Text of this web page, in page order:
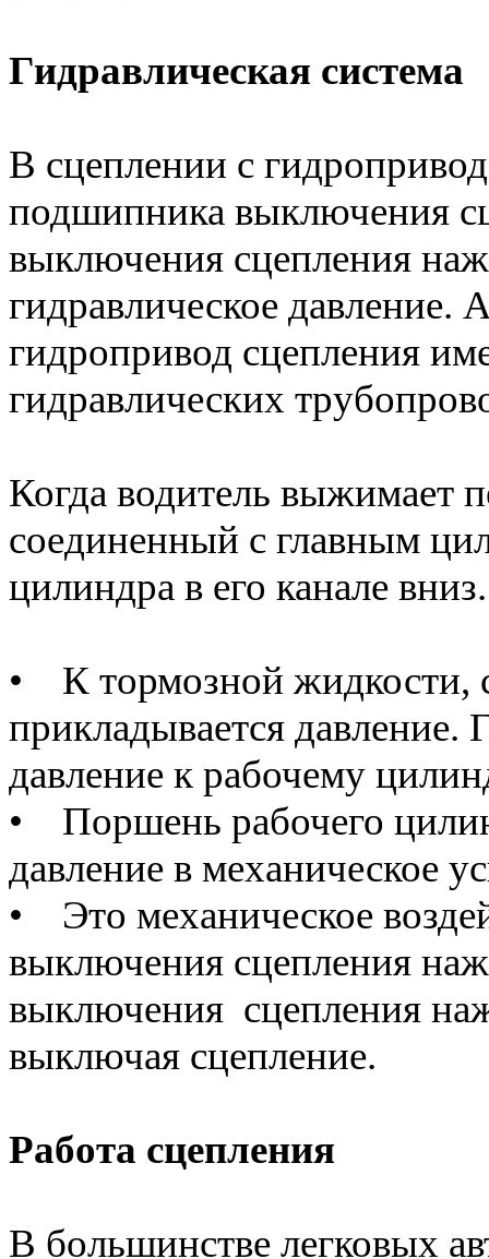
Гидравлическая система
В сцеплении с
подшипника выключения
выключения сцепления
гидравлическое давление.
гидропривод сцепления
гидравлических
Когда водитель выжимает
соединенный с главным
цилиндра в его канале вниз.
• К тормозной жидкости,
прикладывается давление.
давление к рабочему
• Поршень рабочего
давление в механическое
• Это механическое
выключения сцепления
выключения сцепления
выключая сцепление.
Работа сцепления
В большинстве легковых